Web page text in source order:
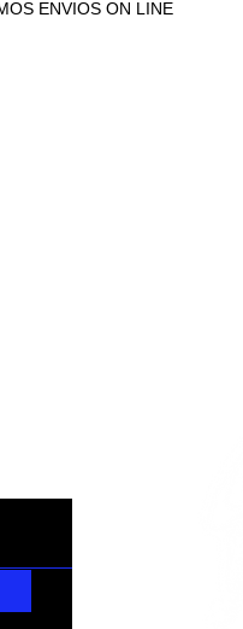
ENVIOS ON LINE